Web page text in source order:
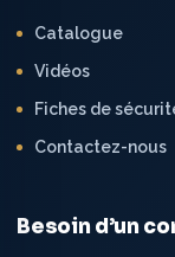
Catalogue
Vidéos
Fiches de
Contactez-nous
Besoin d’un